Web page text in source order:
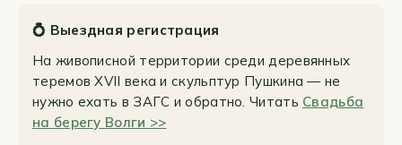
💍 Выездная регистрация
На живописной территории среди деревянных
теремов XVII века и скульптур Пушкина — не
нужно ехать в ЗАГС и обратно. Читать Свадьба
на берегу Волги >>